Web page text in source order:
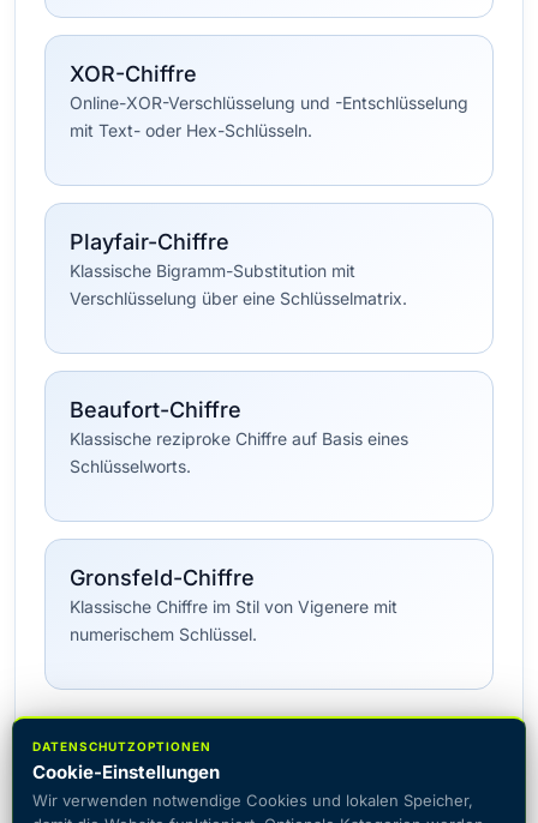
XOR-Chiffre
Online-XOR-Verschlüsselung und -Entschlüsselung
mit Text- oder Hex-Schlüsseln.
Playfair-Chiffre
Klassische Bigramm-Substitution mit
Verschlüsselung über eine Schlüsselmatrix.
Beaufort-Chiffre
Klassische reziproke Chiffre auf Basis eines
Schlüsselworts.
Gronsfeld-Chiffre
Klassische Chiffre im Stil von Vigenere mit
numerischem Schlüssel.
DATENSCHUTZOPTIONEN
Cookie-Einstellungen
Wir verwenden notwendige Cookies und lokalen Speicher,